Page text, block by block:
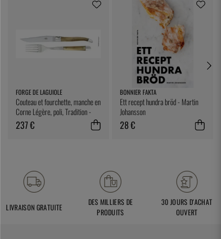
FORGE DE LAGUIOLE
Couteau et fourchette, manche en
Corne Légère, poli, Tradition -
Forge de Laguiole
237 €
BONNIER FAKTA
Ett recept hundra bröd - Martin
Johansson
28 €
LIVRAISON GRATUITE
DES MILLIERS DE
PRODUITS
30 JOURS D'ACHAT
OUVERT